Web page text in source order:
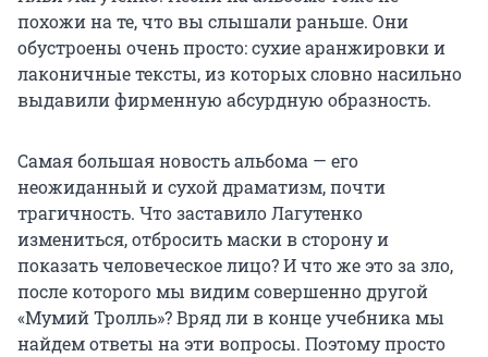
похожи на те, что вы слышали раньше. Они
обустроены очень просто: сухие аранжировки и
лаконичные тексты, из которых словно насильно
выдавили фирменную абсурдную образность.
Самая большая новость альбома — его
неожиданный и сухой драматизм, почти
трагичность. Что заставило Лагутенко
измениться, отбросить маски в сторону и
показать человеческое лицо? И что же это за зло,
после которого мы видим совершенно другой
«Мумий Тролль»? Вряд ли в конце учебника мы
найдем ответы на эти вопросы. Поэтому просто